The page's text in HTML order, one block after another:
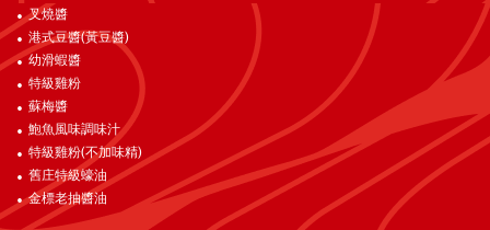
叉燒醬
港式豆醬(黃豆醬)
幼滑蝦醬
特級雞粉
蘇梅醬
鮑魚風味調味汁
特級雞粉(不加味精)
舊庄特級蠔油
金標老抽醬油